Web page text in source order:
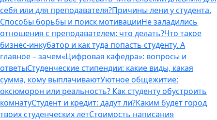
себя или для преподавателя?Причины лени у студента.
Способы борьбы и поиск мотивацииНе заладились
отношения с преподавателем: что делать?Что такое
бизнес-инкубатор и как туда попасть студенту. А
главное – зачем«Цифровая кафедра»: вопросы и
ответыСтуденческие стипендии: какие виды, какая
сумма, кому выплачиваютУютное общежитие:
оксюморон или реальность? Как студенту обустроить
комнатуСтудент и кредит: дадут ли?Каким будет город
твоих студенческих летСтоимость написания